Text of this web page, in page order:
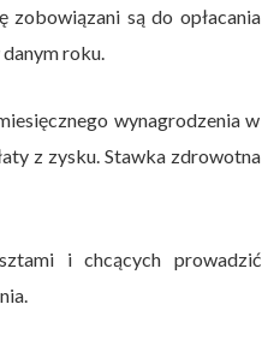
są do opłacania
roku.
wynagrodzenia w
z zysku. Stawka zdrowotna
i chcących prowadzić